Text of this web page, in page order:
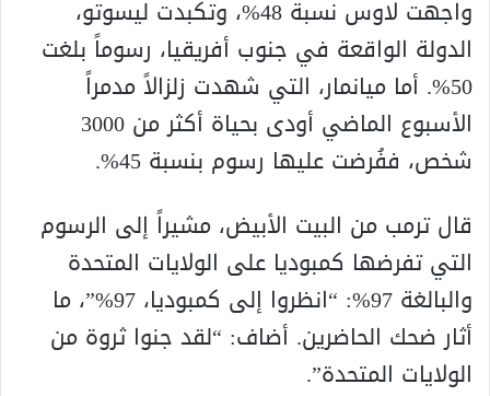
واجهت لاوس نسبة 48%، وتكبدت ليسوتو،
الدولة الواقعة في جنوب أفريقيا، رسوماً بلغت
50%. أما ميانمار، التي شهدت زلزالاً مدمراً
الأسبوع الماضي أودى بحياة أكثر من 3000
شخص، ففُرضت عليها رسوم بنسبة 45%.
قال ترمب من البيت الأبيض، مشيراً إلى الرسوم
التي تفرضها كمبوديا على الولايات المتحدة
والبالغة 97%: “انظروا إلى كمبوديا، 97%”، ما
أثار ضحك الحاضرين. أضاف: “لقد جنوا ثروة من
الولايات المتحدة”.